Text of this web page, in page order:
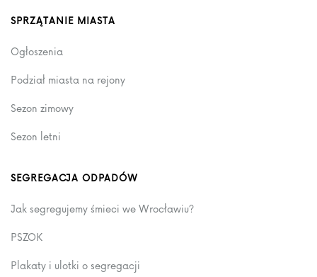
SPRZĄTANIE MIASTA
Ogłoszenia
Podział miasta na rejony
Sezon zimowy
Sezon letni
SEGREGACJA ODPADÓW
Jak segregujemy śmieci we Wrocławiu?
PSZOK
Plakaty i ulotki o segregacji